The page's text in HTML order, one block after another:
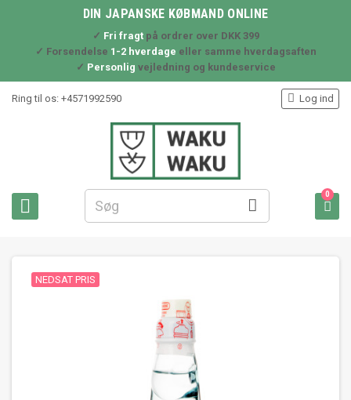
DIN JAPANSKE KØBMAND ONLINE
✓ Fri fragtpå ordrer over DKK 399
✓ Forsendelse 1-2 hverdage eller samme hverdagsaften
✓ Personlig vejledning og kundeservice
Ring til os: +4571992590
 
 Log ind

0
NEDSAT PRIS